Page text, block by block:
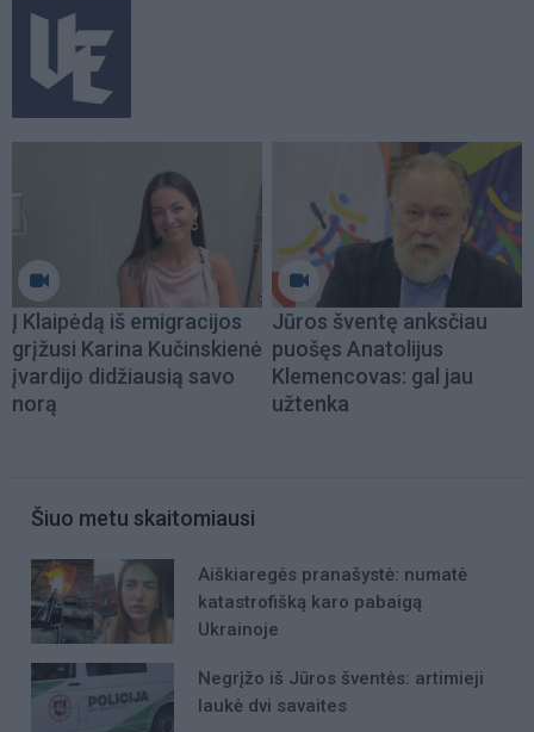
Į Klaipėdą iš emigracijos
grįžusi Karina Kučinskienė
įvardijo didžiausią savo
norą
Jūros šventę anksčiau
puošęs Anatolijus
Klemencovas: gal jau
užtenka
Šiuo metu skaitomiausi
Aiškiaregės pranašystė: numatė
katastrofišką karo pabaigą
Ukrainoje
Negrįžo iš Jūros šventės: artimieji
laukė dvi savaites